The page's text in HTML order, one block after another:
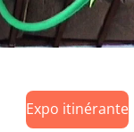
Expo itinérante